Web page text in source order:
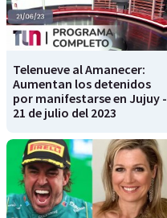
Telenueve al Amanecer:
Aumentan los detenidos
por manifestarse en Jujuy -
21 de julio del 2023